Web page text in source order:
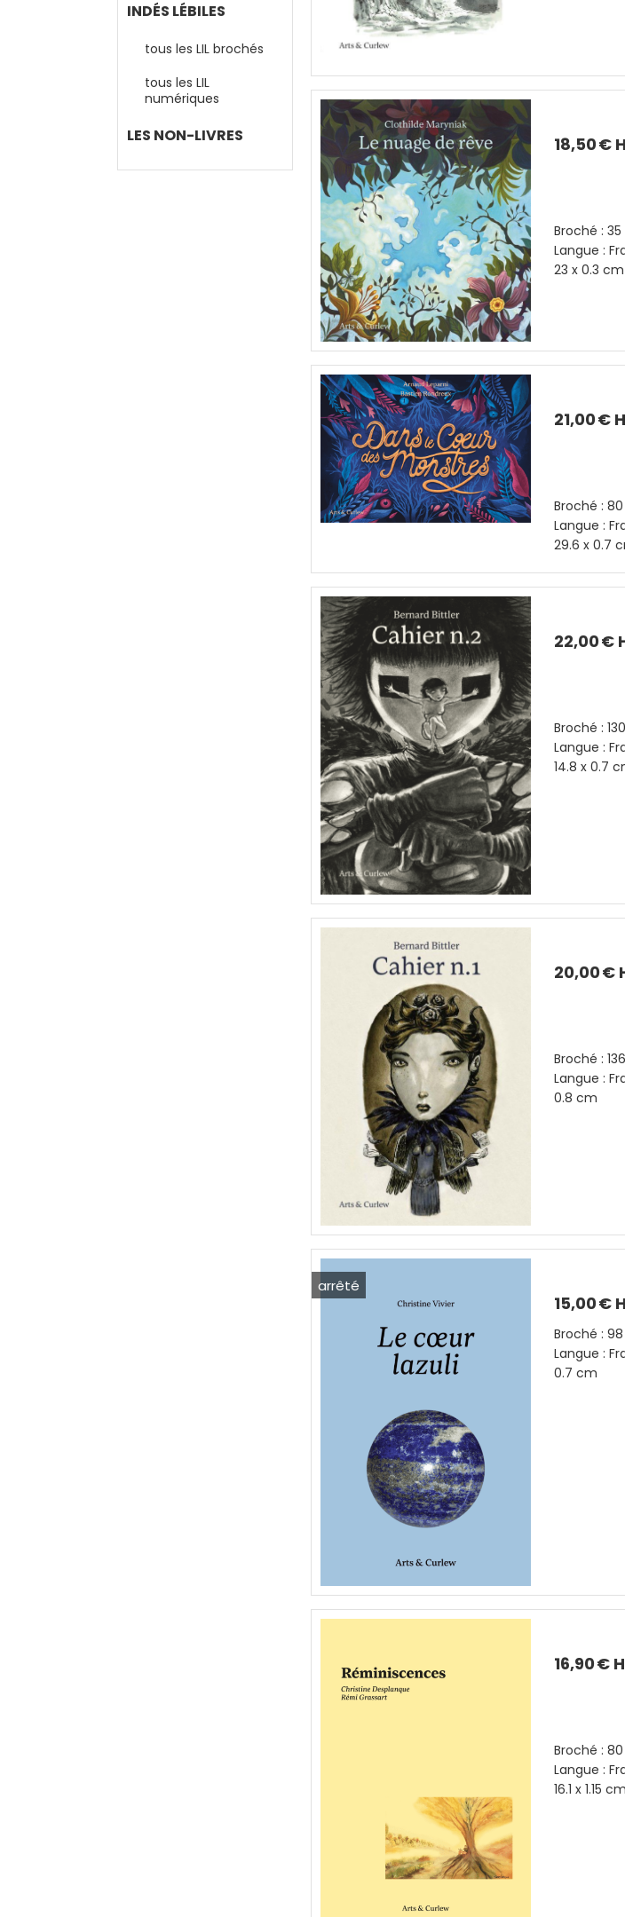
INDÉS LÉBILES
tous les LIL brochés
tous les LIL
numériques
LES NON-LIVRES
Broché :
Langue :
23 x 0.3 cm
18,50€
Broché :
Langue :
29.6 x 0.7
21,00€
Broché :
Langue :
14.8 x 0.7
22,00€
Broché :
Langue :
0.8 cm
20,00€
arrêté
Broché :
Langue :
0.7 cm
15,00€
Broché :
Langue :
16.1 x 1.15 cm
16,90€